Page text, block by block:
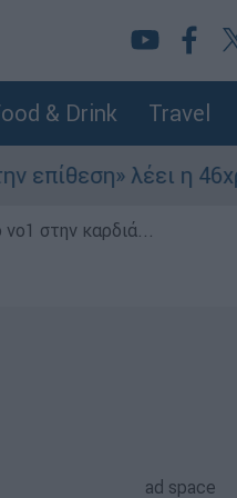
& Drink Travel
λέει η
στην καρδιά...